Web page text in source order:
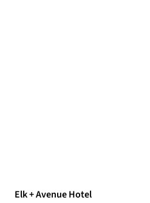
Elk + Avenue Hotel